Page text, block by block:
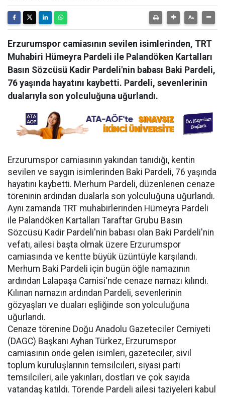
Erzurumspor camiasının sevilen isimlerinden, TRT
Muhabiri Hümeyra Pardeli ile Palandöken Kartalları
Basın Sözcüsü Kadir Pardeli'nin babası Baki Pardeli,
76 yaşında hayatını kaybetti. Pardeli, sevenlerinin
dualarıyla son yolculuğuna uğurlandı.
Erzurumspor camiasının yakından tanıdığı, kentin
sevilen ve saygın isimlerinden Baki Pardeli, 76 yaşında
hayatını kaybetti. Merhum Pardeli, düzenlenen cenaze
töreninin ardından dualarla son yolculuğuna uğurlandı.
Aynı zamanda TRT muhabirlerinden Hümeyra Pardeli
ile Palandöken Kartalları Taraftar Grubu Basın
Sözcüsü Kadir Pardeli'nin babası olan Baki Pardeli'nin
vefatı, ailesi başta olmak üzere Erzurumspor
camiasında ve kentte büyük üzüntüyle karşılandı.
Merhum Baki Pardeli için bugün öğle namazının
ardından Lalapaşa Camisi'nde cenaze namazı kılındı.
Kılınan namazın ardından Pardeli, sevenlerinin
gözyaşları ve duaları eşliğinde son yolculuğuna
uğurlandı.
Cenaze törenine Doğu Anadolu Gazeteciler Cemiyeti
(DAGC) Başkanı Ayhan Türkez, Erzurumspor
camiasının önde gelen isimleri, gazeteciler, sivil
toplum kuruluşlarının temsilcileri, siyasi parti
temsilcileri, aile yakınları, dostları ve çok sayıda
vatandaş katıldı. Törende Pardeli ailesi taziyeleri kabul